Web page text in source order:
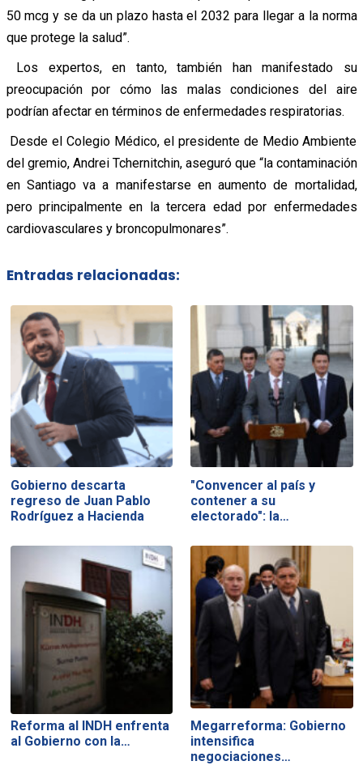
50 mcg y se da un plazo hasta el 2032 para llegar a la norma
que protege la salud”.
Los expertos, en tanto, también han manifestado su
preocupación por cómo las malas condiciones del aire
podrían afectar en términos de enfermedades respiratorias.
Desde el Colegio Médico, el presidente de Medio Ambiente
del gremio, Andrei Tchernitchin, aseguró que “la contaminación
en Santiago va a manifestarse en aumento de mortalidad,
pero principalmente en la tercera edad por enfermedades
cardiovasculares y broncopulmonares”.
Entradas relacionadas:
Gobierno descarta
regreso de Juan Pablo
Rodríguez a Hacienda
"Convencer al país y
contener a su
electorado": la…
Reforma al INDH enfrenta
al Gobierno con la…
Megarreforma: Gobierno
intensifica
negociaciones…